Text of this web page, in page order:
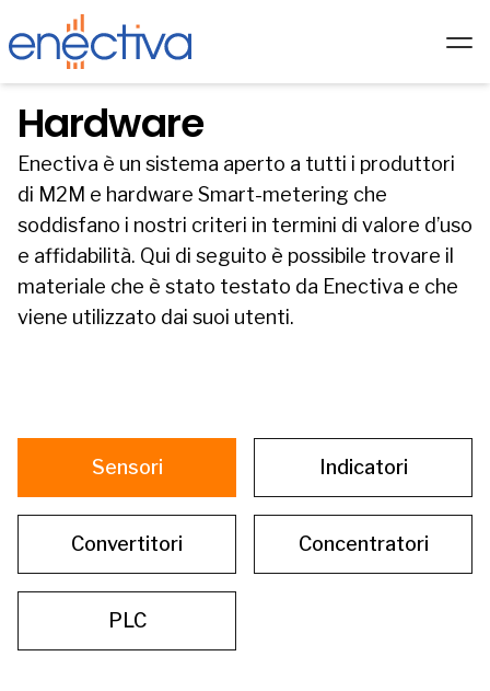
Servizi
Tecnologia
Hardware
Partner
Chi siamo
Hardware
Enectiva è un sistema aperto a tutti i produttori
di M2M e hardware Smart-metering che
soddisfano i nostri criteri in termini di valore d’uso
e affidabilità. Qui di seguito è possibile trovare il
materiale che è stato testato da Enectiva e che
viene utilizzato dai suoi utenti.
Sensori Indicatori
Convertitori Concentratori
PLC